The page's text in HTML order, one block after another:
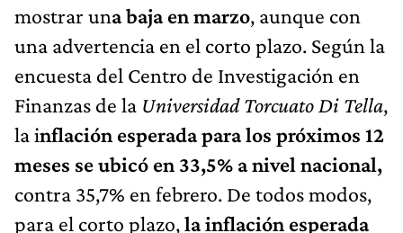
mostrar unabaja en marzo, aunque con
una advertencia en el corto plazo. Según la
encuesta del Centro de Investigación en
Finanzas de la Universidad Torcuato Di Tella,
la inflación esperada para los próximos 12
meses se ubicó en 33,5% a nivel nacional,
contra 35,7% en febrero. De todos modos,
para el corto plazo,la inflación esperada